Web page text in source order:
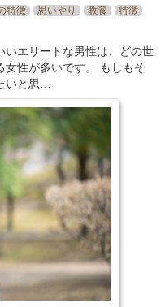
特徴 思いやり 教養
特徴
いエリートな男性は、どの世
女性が多いです。 もしもそ
いと思…